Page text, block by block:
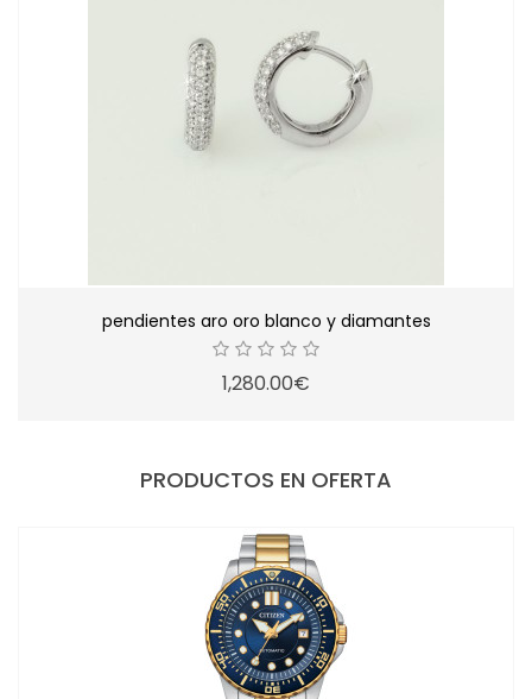
pendientes aro oro blanco y diamantes
1,280.00€
PRODUCTOS EN OFERTA